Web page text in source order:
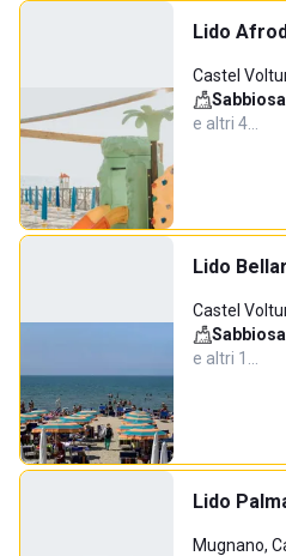
Lido
Castel
Sabbiosa
e altri 4…
Lido
Castel
Sabbiosa
e altri 1…
Lido
Mugnano,